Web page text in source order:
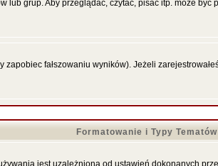
lub grup. Aby przeglądać, czytać, pisać itp. może
fałszowaniu wyników). Jeżeli
Formatowanie i Typy Tematów
jest uzależniona od ustawień dokonanych